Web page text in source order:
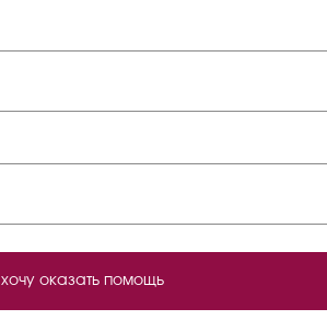
хочу оказать помощь